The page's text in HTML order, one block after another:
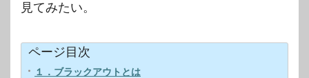
見てみたい。
ページ目次
１．ブラックアウトとは